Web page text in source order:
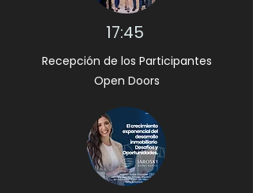
17:45
Recepción de los Participantes
Open Doors